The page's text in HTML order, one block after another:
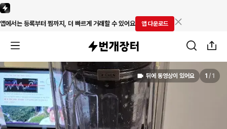
앱에서는 등록부터 찜까지, 더 빠르게 거래할 수 있어요 앱 다운로드
뒤에 동영상이 있어요 1 / 1